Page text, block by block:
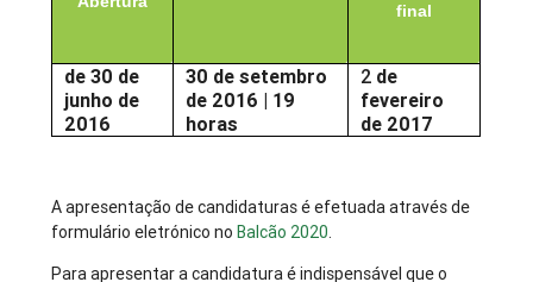
final
de 30 de
junho de
2016
30 de setembro
de 2016 | 19
horas
2 de
fevereiro
de 2017
A apresentação de candidaturas é efetuada através de
formulário eletrónico no Balcão 2020.
Para apresentar a candidatura é indispensável que o